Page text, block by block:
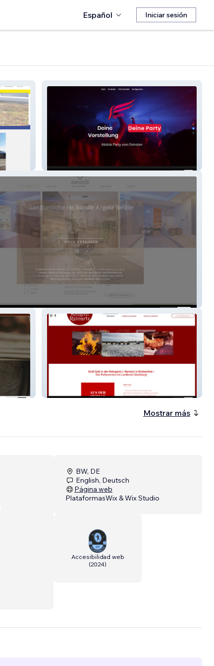
Español Iniciar sesión
Metzgerei Reinartz
Mostrar más
BW, DE
English, Deutsch
Página web
PlataformasWix & Wix Studio
Accesibilidad web
(2024)